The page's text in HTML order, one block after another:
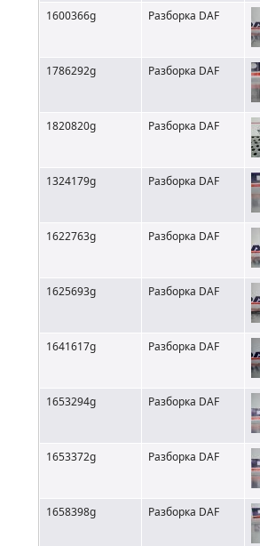
1600366g Разборка DAF
1786292g Разборка DAF
1820820g Разборка DAF
1324179g Разборка DAF
1622763g Разборка DAF
1625693g Разборка DAF
1641617g Разборка DAF
1653294g Разборка DAF
1653372g Разборка DAF
1658398g Разборка DAF